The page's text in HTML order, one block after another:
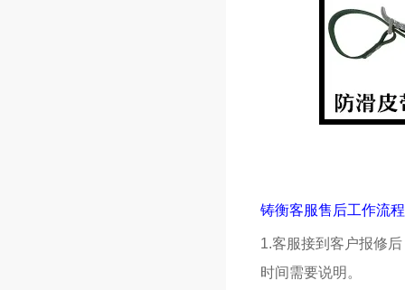
铸衡客服售后工作流程
1.客服接到客户报修
时间需要说明。